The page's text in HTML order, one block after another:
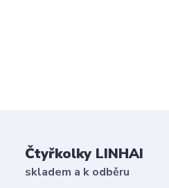
Čtyřkolky LINHAI
skladem a k odběru